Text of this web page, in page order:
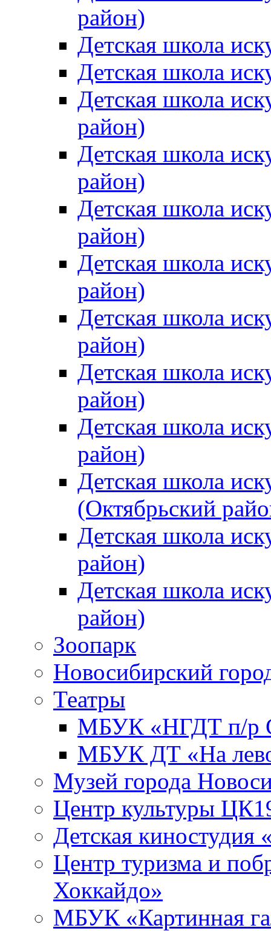
район)
Детская школа
Детская школа
Детская школа
район)
Детская школа
район)
Детская школа
район)
Детская школа
район)
Детская школа
район)
Детская школа
район)
Детская школа
район)
Детская школа
(Октябрьский
Детская школа
район)
Детская школа
район)
Зоопарк
Новосибирский
Театры
МБУК «НГДТ п/р
МБУК ДТ «На
Музей города
Центр культуры
Детская киностудия
Центр туризма и
Хоккайдо»
МБУК «Картинная